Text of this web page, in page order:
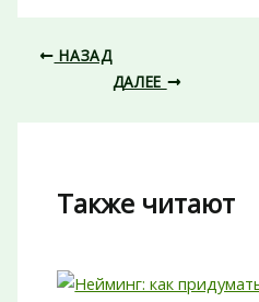
НАЗАД
ДАЛЕЕ
Также читают